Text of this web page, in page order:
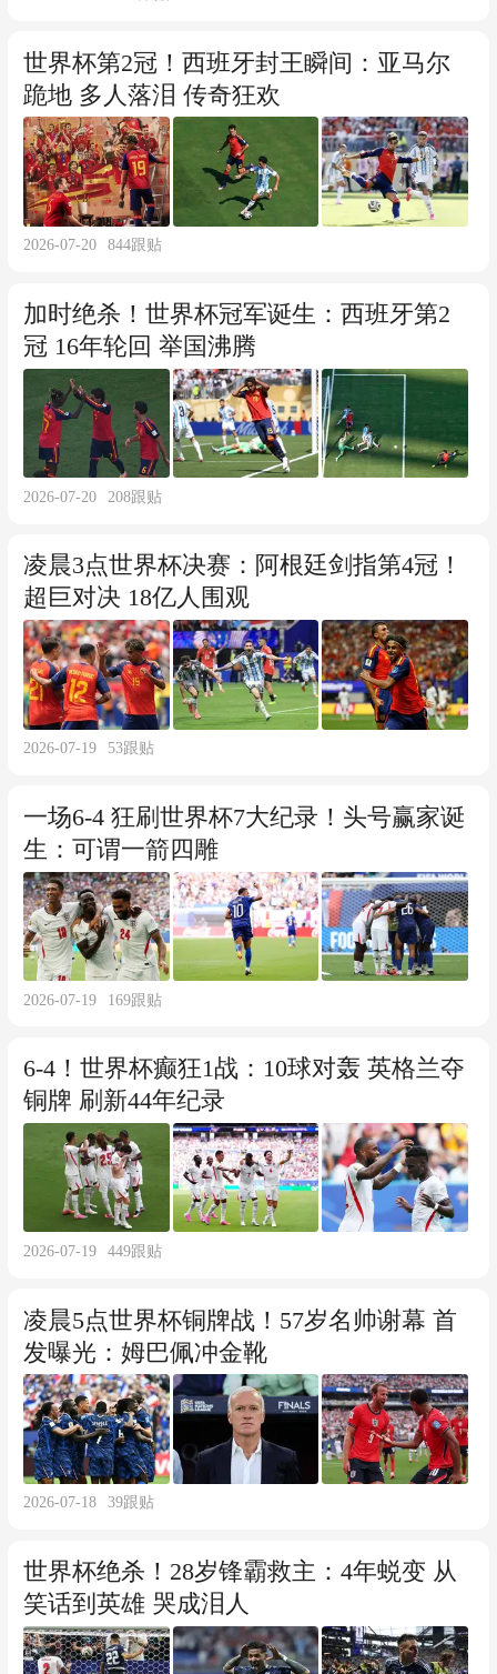
世界杯第2冠！西班牙封王瞬间：亚马尔
跪地 多人落泪 传奇狂欢
2026-07-20 844跟贴
加时绝杀！世界杯冠军诞生：西班牙第2
冠 16年轮回 举国沸腾
2026-07-20 208跟贴
凌晨3点世界杯决赛：阿根廷剑指第4冠！
超巨对决 18亿人围观
2026-07-19 53跟贴
一场6-4 狂刷世界杯7大纪录！头号赢家诞
生：可谓一箭四雕
2026-07-19 169跟贴
6-4！世界杯癫狂1战：10球对轰 英格兰夺
铜牌 刷新44年纪录
2026-07-19 449跟贴
凌晨5点世界杯铜牌战！57岁名帅谢幕 首
发曝光：姆巴佩冲金靴
2026-07-18 39跟贴
世界杯绝杀！28岁锋霸救主：4年蜕变 从
笑话到英雄 哭成泪人